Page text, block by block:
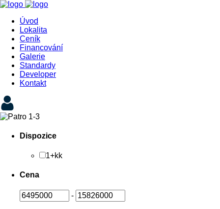
Úvod
Lokalita
Ceník
Financování
Galerie
Standardy
Developer
Kontakt
Dispozice
1+kk
Cena
-